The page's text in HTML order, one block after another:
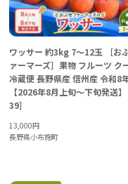
ワッサー 約3kg 7～12玉 ［お
ァーマーズ］果物 フルーツ ク
冷蔵便 長野県産 信州産 令和8
【2026年8月上旬～下旬発送
39］
13,000円
長野県小布施町